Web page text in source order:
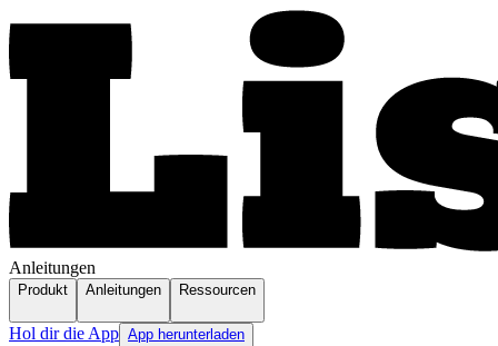
Anleitungen
Produkt Anleitungen Ressourcen
Hol dir die App App herunterladen